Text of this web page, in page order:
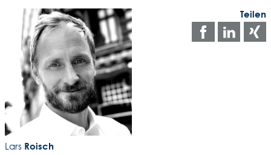
Lars Roisch
Teilen
Auf
Auf